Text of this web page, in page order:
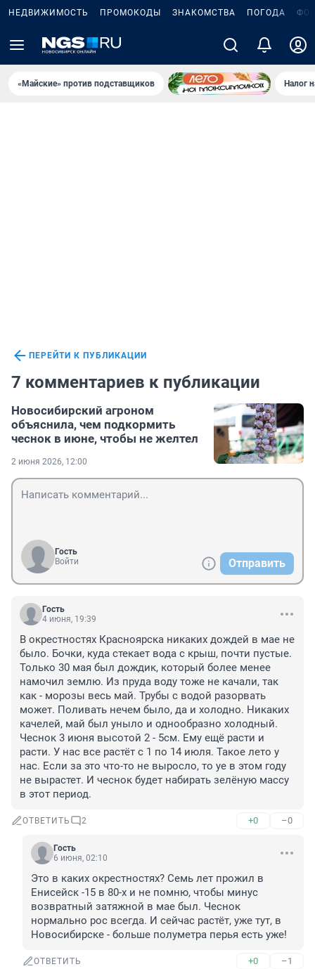
НЕДВИЖИМОСТЬ ПРОМОКОДЫ ЗНАКОМСТВА ПОГОДА
«Майские» против подставщиков Налог
ПЕРЕЙТИ К ПУБЛИКАЦИИ
7 комментариев к публикации
Новосибирский агроном
объяснила, чем подкормить
чеснок в июне, чтобы не желтел
2 июня 2026, 12:00
Гость
Войти
Отправить
Гость
4 июня, 19:39
В окрестностях Красноярска никаких дождей в мае не
было. Бочки, куда стекает вода с крыш, почти пустые.
Только 30 мая был дождик, который более менее
намочил землю. Из пруда воду тоже не качали, так
как - морозы весь май. Трубы с водой разорвать
может. Поливать нечем было, да и холодно. Никаких
качелей, май был уныло и однообразно холодный.
Чеснок 3 июня высотой 2 - 5см. Ему ещё расти и
расти. У нас все растёт с 1 по 14 июля. Такое лето у
нас. Если за это что-то не выросло, то уе в этом году
не вырастет. И чеснок будет набирать зелёную массу
в этот период.
ОТВЕТИТЬ 2 +0 –0
Гость
6 июня, 02:10
Это в каких окрестностях? Семь лет прожил в
Енисейск -15 в 80-х и не помню, чтобы минус
возвратный затяжной в мае был. Чеснок
нормально рос всегда. И сейчас растёт, уже тут, в
Новосибирске - больше полуметра перья есть уже!
ОТВЕТИТЬ +0 –1